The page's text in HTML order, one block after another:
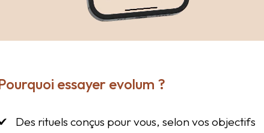
essayer evolum ?
Des rituels conçus pour vous, selon vos objectifs